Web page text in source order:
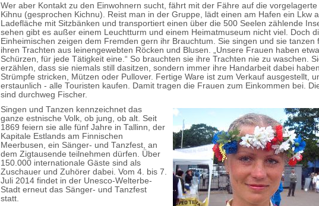
Wer aber Kontakt zu den Einwohnern sucht, fährt mit der Fähre auf die vorgelagerte
Kihnu (gesprochen Kichnu). Reist man in der Gruppe, lädt einen am Hafen ein Lkw
Ladefläche mit Sitzbänken und transportiert einen über die 500 Seelen zählende
sehen gibt es außer einem Leuchtturm und einem Heimatmuseum nicht viel. Doch
Einheimischen zeigen dem Fremden gern ihr Brauchtum. Sie singen und sie tanzen
ihren Trachten aus leinengewebten Röcken und Blusen. „Unsere Frauen haben
Schürzen, für jede Tätigkeit eine.“ So brauchten sie ihre Trachten nie zu waschen.
erzählen, dass sie niemals still dasitzen, sondern immer ihre Handarbeit dabei
Strümpfe stricken, Mützen oder Pullover. Fertige Ware ist zum Verkauf ausgestellt,
erstaunlich - alle Touristen kaufen. Damit tragen die Frauen zum Einkommen bei.
sind durchweg Fischer.
Singen und Tanzen kennzeichnet das
ganze estnische Volk, ob jung, ob alt. Seit
1869 feiern sie alle fünf Jahre in Tallinn, der
Kapitale Estlands am Finnischen
Meerbusen, ein Sänger- und Tanzfest, an
dem Zigtausende teilnehmen dürfen. Über
150.000 internationale Gäste sind als
Zuschauer und Zuhörer dabei. Vom 4. bis 7.
Juli 2014 findet in der Unesco-Welterbe-
Stadt erneut das Sänger- und Tanzfest
statt.